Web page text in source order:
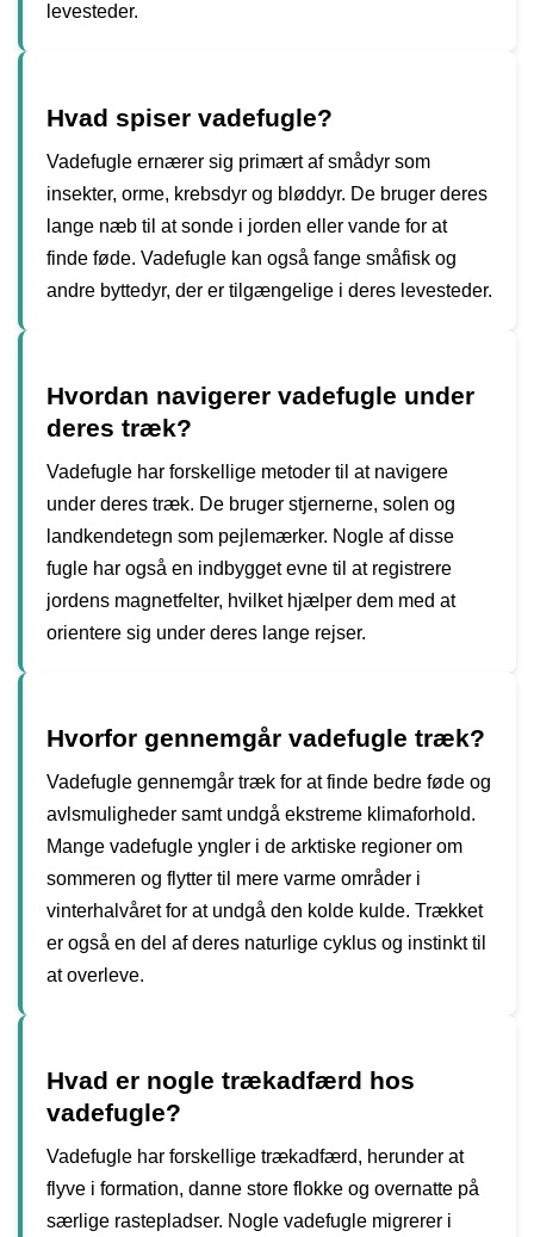
levesteder.
Hvad spiser vadefugle?
Vadefugle ernærer sig primært af smådyr som
insekter, orme, krebsdyr og bløddyr. De bruger deres
lange næb til at sonde i jorden eller vande for at
finde føde. Vadefugle kan også fange småfisk og
andre byttedyr, der er tilgængelige i deres levesteder.
Hvordan navigerer vadefugle under
deres træk?
Vadefugle har forskellige metoder til at navigere
under deres træk. De bruger stjernerne, solen og
landkendetegn som pejlemærker. Nogle af disse
fugle har også en indbygget evne til at registrere
jordens magnetfelter, hvilket hjælper dem med at
orientere sig under deres lange rejser.
Hvorfor gennemgår vadefugle træk?
Vadefugle gennemgår træk for at finde bedre føde og
avlsmuligheder samt undgå ekstreme klimaforhold.
Mange vadefugle yngler i de arktiske regioner om
sommeren og flytter til mere varme områder i
vinterhalvåret for at undgå den kolde kulde. Trækket
er også en del af deres naturlige cyklus og instinkt til
at overleve.
Hvad er nogle trækadfærd hos
vadefugle?
Vadefugle har forskellige trækadfærd, herunder at
flyve i formation, danne store flokke og overnatte på
særlige rastepladser. Nogle vadefugle migrerer i